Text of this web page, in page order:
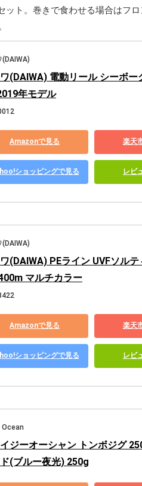
ト。巻きで食わせる場合はフ
(DAIWA)
(DAIWA) 電動リール シーボ
年モデル
Amazonで見る 楽天
ショッピングで見る レビ
(DAIWA)
(DAIWA) PEライン UVFソル
マルチカラー
Amazonで見る 楽天
ショッピングで見る レビ
Ocean
ジーオーシャン トンボジグ
(ブルー夜光) 250g